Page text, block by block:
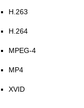
H.263
H.264
MPEG-4
MP4
XVID